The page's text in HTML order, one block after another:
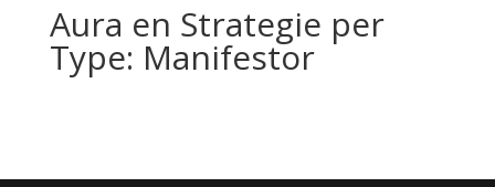
Aura en Strategie per
Type: Manifestor